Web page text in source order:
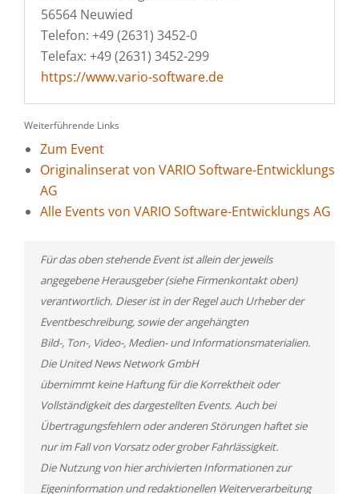
56564 Neuwied
Telefon: +49 (2631) 3452-0
Telefax: +49 (2631) 3452-299
https://www.vario-software.de
Weiterführende Links
Zum Event
Originalinserat von VARIO Software-Entwicklungs
AG
Alle Events von VARIO Software-Entwicklungs AG
Für das oben stehende Event ist allein der jeweils
angegebene Herausgeber (siehe Firmenkontakt oben)
verantwortlich. Dieser ist in der Regel auch Urheber der
Eventbeschreibung, sowie der angehängten
Bild-, Ton-, Video-, Medien- und Informationsmaterialien.
Die United News Network GmbH
übernimmt keine Haftung für die Korrektheit oder
Vollständigkeit des dargestellten Events. Auch bei
Übertragungsfehlern oder anderen Störungen haftet sie
nur im Fall von Vorsatz oder grober Fahrlässigkeit.
Die Nutzung von hier archivierten Informationen zur
Eigeninformation und redaktionellen Weiterverarbeitung